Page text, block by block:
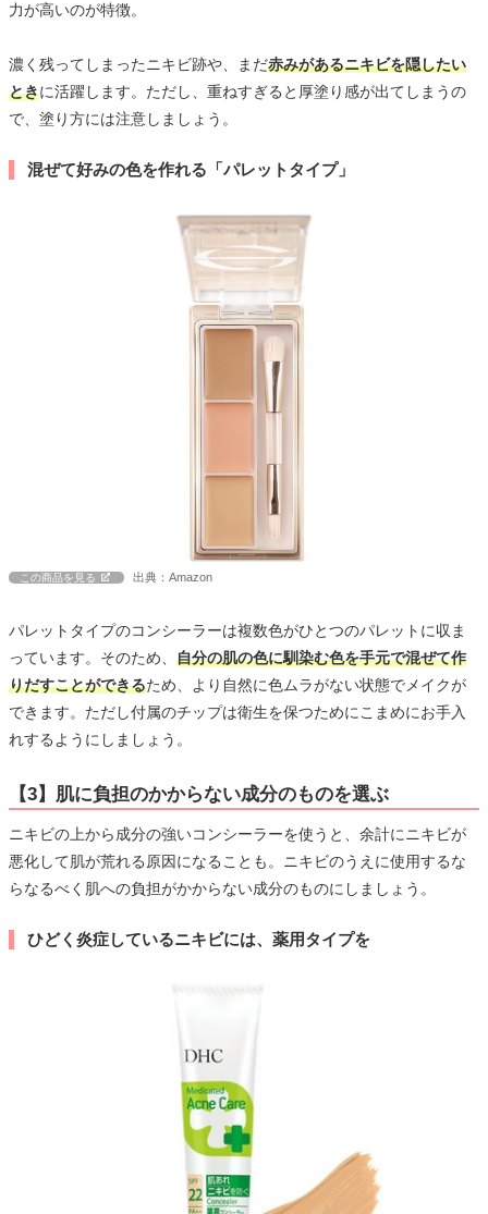
力が高いのが特徴。
濃く残ってしまったニキビ跡や、まだ赤みがあるニキビを隠したい
ときに活躍します。ただし、重ねすぎると厚塗り感が出てしまうの
で、塗り方には注意しましょう。
混ぜて好みの色を作れる「パレットタイプ」
この商品を見る 出典：Amazon
パレットタイプのコンシーラーは複数色がひとつのパレットに収ま
っています。そのため、 自分の肌の色に馴染む色を手元で混ぜて作
りだすことができるため、より自然に色ムラがない状態でメイクが
できます。ただし付属のチップは衛生を保つためにこまめにお手入
れするようにしましょう。
【3】肌に負担のかからない成分のものを選ぶ
ニキビの上から成分の強いコンシーラーを使うと、余計にニキビが
悪化して肌が荒れる原因になることも。ニキビのうえに使用するな
らなるべく肌への負担がかからない成分のものにしましょう。
ひどく炎症しているニキビには、薬用タイプを